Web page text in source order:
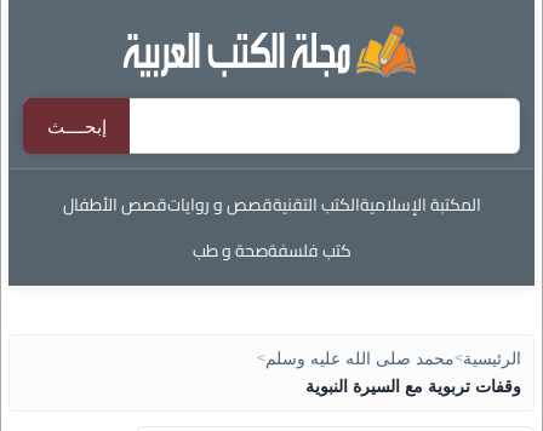
المكتبة الإسلاميةالكتب التقنيةقصص و رواياتقصص الأطفال
كتب فلسفةصحة و طب
الرئيسية>محمد صلى الله عليه وسلم>
وقفات تربوية مع السيرة النبوية